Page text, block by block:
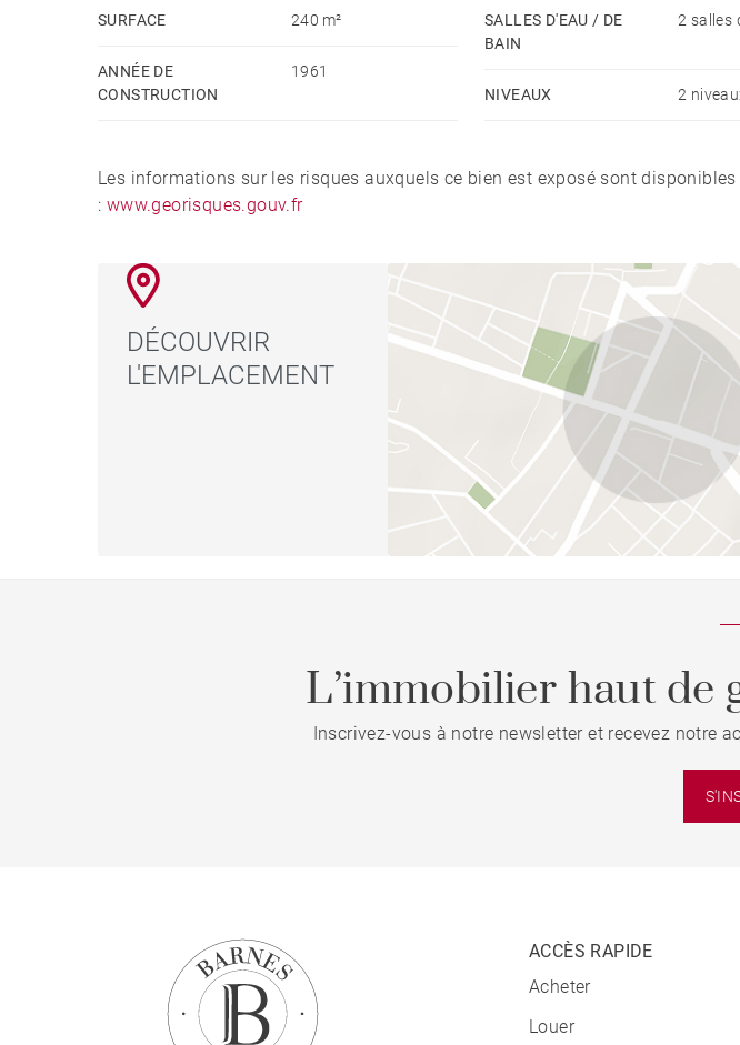
SURFACE 240 m²
ANNÉE DE
CONSTRUCTION
1961
SALLES D'EAU / DE
BAIN
2 salles
NIVEAUX 2
Les informations sur les risques auxquels ce bien est exposé sont
: www.georisques.gouv.fr
DÉCOUVRIR
L'EMPLACEMENT
L’immobilier haut de
Inscrivez-vous à notre newsletter et recevez notre
ACCÈS RAPIDE
Acheter
Louer